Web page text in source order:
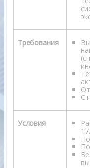
Требования
Условия